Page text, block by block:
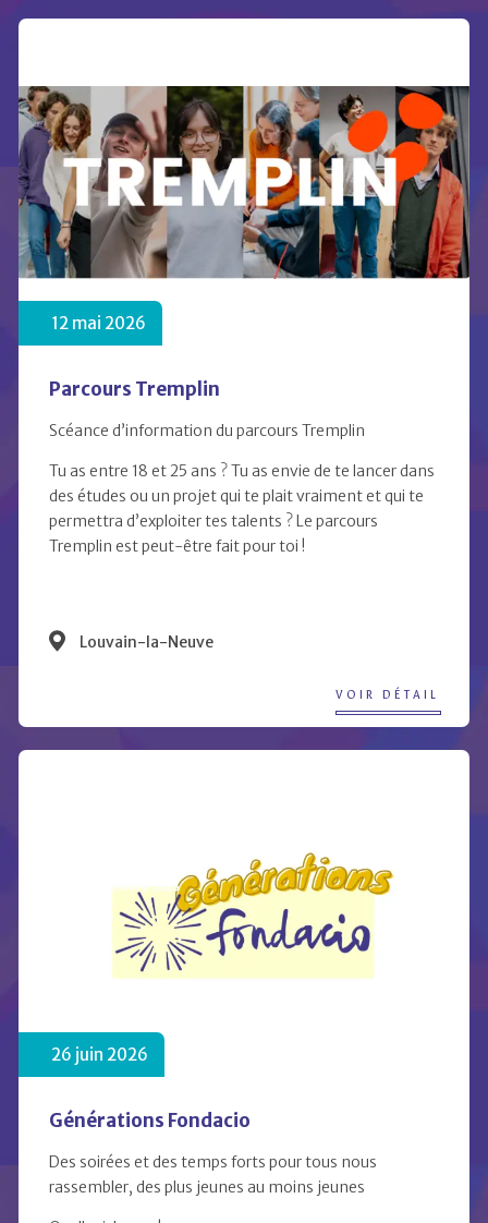
12 mai 2026
Parcours Tremplin
Scéance d’information du parcours Tremplin
Tu as entre 18 et 25 ans ? Tu as envie de te lancer dans
des études ou un projet qui te plait vraiment et qui te
permettra d’exploiter tes talents ? Le parcours
Tremplin est peut-être fait pour toi !
Louvain-la-Neuve
VOIR DÉTAIL
26 juin 2026
Générations Fondacio
Des soirées et des temps forts pour tous nous
rassembler, des plus jeunes au moins jeunes